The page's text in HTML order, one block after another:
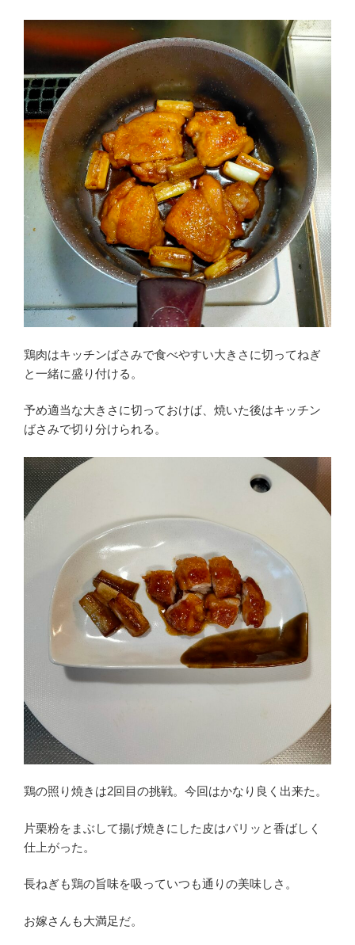
鶏肉はキッチンばさみで食べやすい大きさに切ってねぎ
と一緒に盛り付ける。
予め適当な大きさに切っておけば、焼いた後はキッチン
ばさみで切り分けられる。
鶏の照り焼きは2回目の挑戦。今回はかなり良く出来た。
片栗粉をまぶして揚げ焼きにした皮はパリッと香ばしく
仕上がった。
長ねぎも鶏の旨味を吸っていつも通りの美味しさ。
お嫁さんも大満足だ。